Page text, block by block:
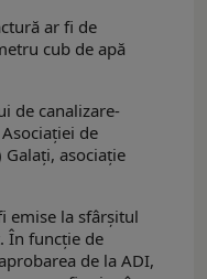
ar fi de
cub de apă
de canalizare-
de
asociație
emise la sfârșitul
În funcție de
de la ADI,